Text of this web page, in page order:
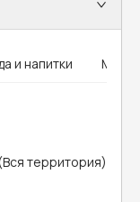
и напитки MICE
территория)